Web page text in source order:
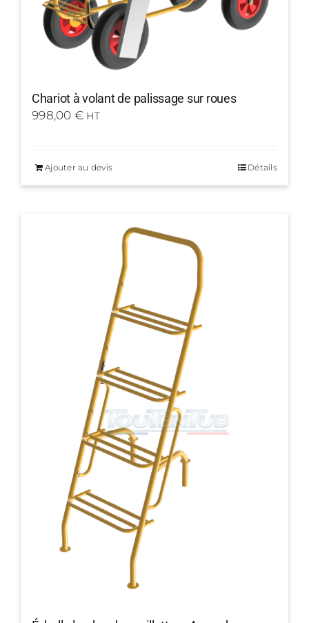
Chariot à volant de palissage sur roues
998,00 € HT
Ajouter au devis Détails